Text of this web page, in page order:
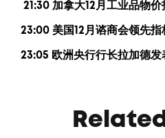
21:30 加拿大12月工业品物价
23:00 美国12月谘商会领先指
23:05 欧洲央行行长拉加德发